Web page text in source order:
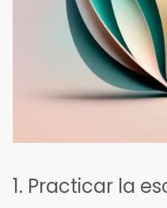
1. Practicar la